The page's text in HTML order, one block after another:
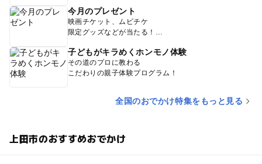
今月のプレゼント
映画チケット、ムビチケ
限定グッズなどが当たる！
子どもがキラめくホンモノ体験
その道のプロに教わる
こだわりの親子体験プログラム！
全国のおでかけ特集をもっと見る
上田市のおすすめおでかけ